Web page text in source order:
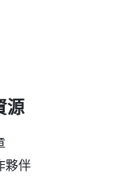
源
夥伴